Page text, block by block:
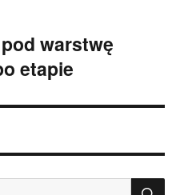
warstwę
etapie